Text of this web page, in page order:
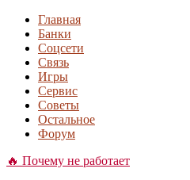
Главная
Банки
Соцсети
Связь
Игры
Сервис
Советы
Остальное
Форум
🔥 Почему не работает